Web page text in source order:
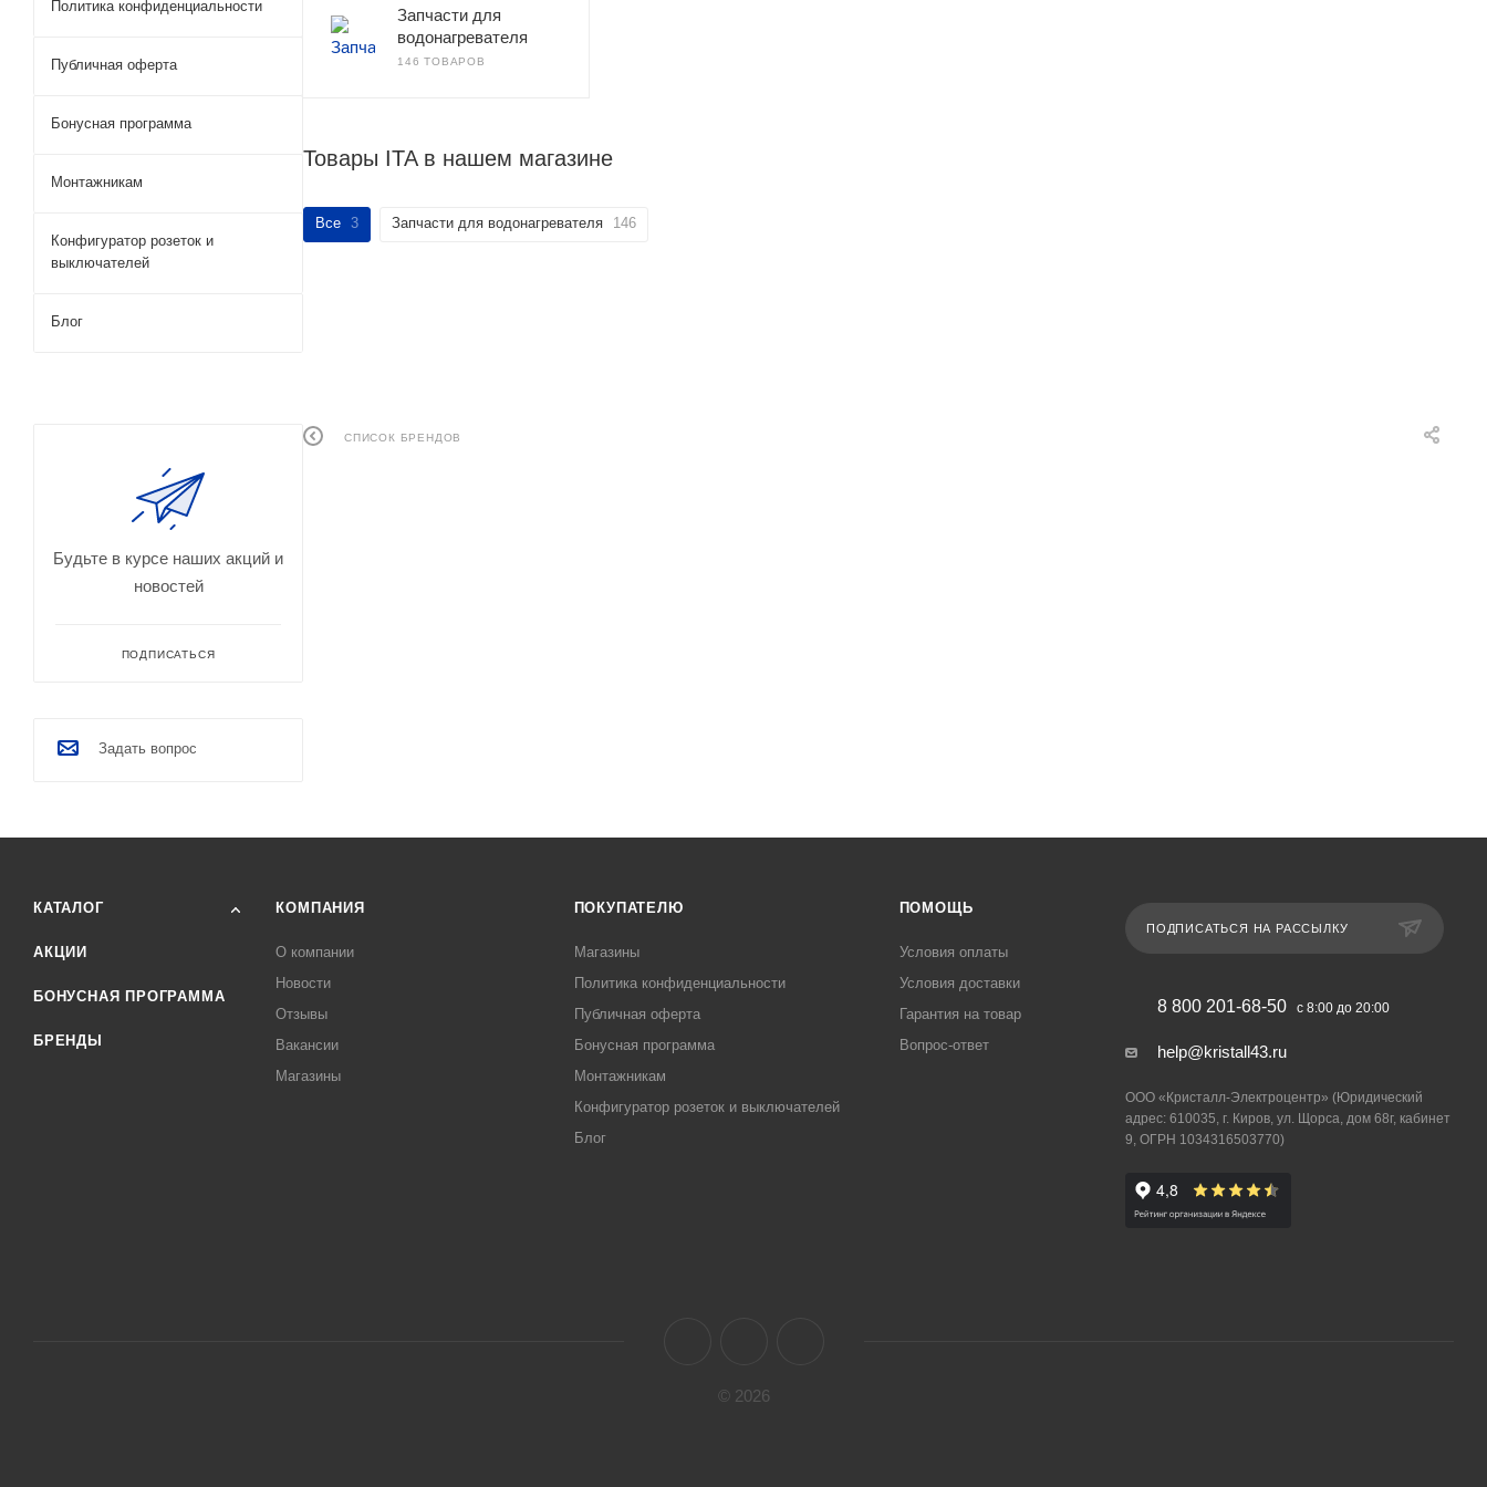
Запчасти для
водонагревателя
146 ТОВАРОВ
Товары ITA в нашем магазине
Все 3 Запчасти для водонагревателя 146
СПИСОК БРЕНДОВ
Политика конфиденциальности
Публичная оферта
Бонусная программа
Монтажникам
Конфигуратор розеток и
выключателей
Блог
Будьте в курсе наших акций и
новостей
ПОДПИСАТЬСЯ
Задать вопрос
КАТАЛОГ
АКЦИИ
БОНУСНАЯ ПРОГРАММА
БРЕНДЫ
КОМПАНИЯ
О компании
Новости
Отзывы
Вакансии
Магазины
ПОКУПАТЕЛЮ
Магазины
Политика конфиденциальности
Публичная оферта
Бонусная программа
Монтажникам
Конфигуратор розеток и выключателей
Блог
ПОМОЩЬ
Условия оплаты
Условия доставки
Гарантия на товар
Вопрос-ответ
ПОДПИСАТЬСЯ НА РАССЫЛКУ
8 800 201-68-50 с 8:00 до 20:00
help@kristall43.ru
ООО «Кристалл-Электроцентр» (Юридический
адрес: 610035, г. Киров, ул. Щорса, дом 68г, кабинет
9, ОГРН 1034316503770)
© 2026